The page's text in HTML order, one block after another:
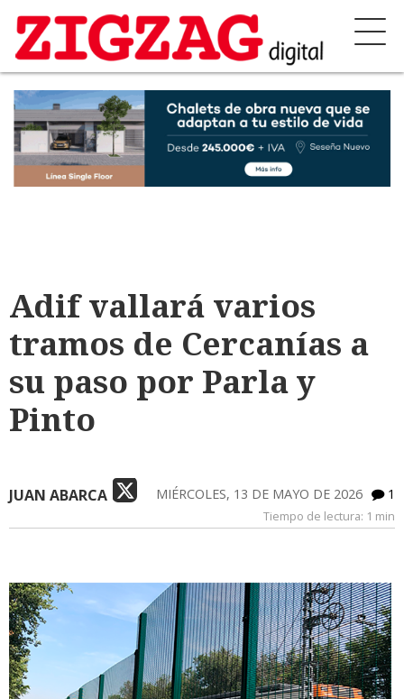
Adif vallará varios
tramos de Cercanías a
su paso por Parla y
Pinto
JUAN ABARCA 1
MIÉRCOLES, 13 DE MAYO DE 2026
Tiempo de lectura: 1 min